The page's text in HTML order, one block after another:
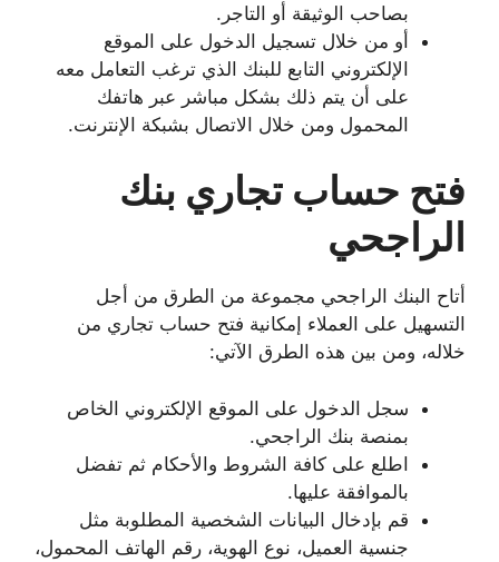
بصاحب الوثيقة أو التاجر.
أو من خلال تسجيل الدخول على الموقع
الإلكتروني التابع للبنك الذي ترغب التعامل معه
على أن يتم ذلك بشكل مباشر عبر هاتفك
المحمول ومن خلال الاتصال بشبكة الإنترنت.
فتح حساب تجاري بنك
الراجحي
أتاح البنك الراجحي مجموعة من الطرق من أجل
التسهيل على العملاء إمكانية فتح حساب تجاري من
خلاله، ومن بين هذه الطرق الآتي:
سجل الدخول على الموقع الإلكتروني الخاص
بمنصة بنك الراجحي.
اطلع على كافة الشروط والأحكام ثم تفضل
بالموافقة عليها.
قم بإدخال البيانات الشخصية المطلوبة مثل
جنسية العميل، نوع الهوية، رقم الهاتف المحمول،